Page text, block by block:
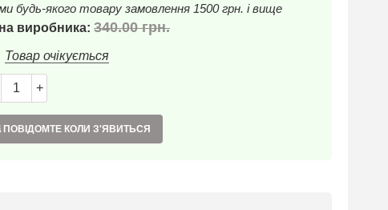
будь-якого товару замовлення 1500 грн. і вище
виробника: 340.00грн.
Товар очікується
+
ПОВІДОМТЕ КОЛИ З'ЯВИТЬСЯ